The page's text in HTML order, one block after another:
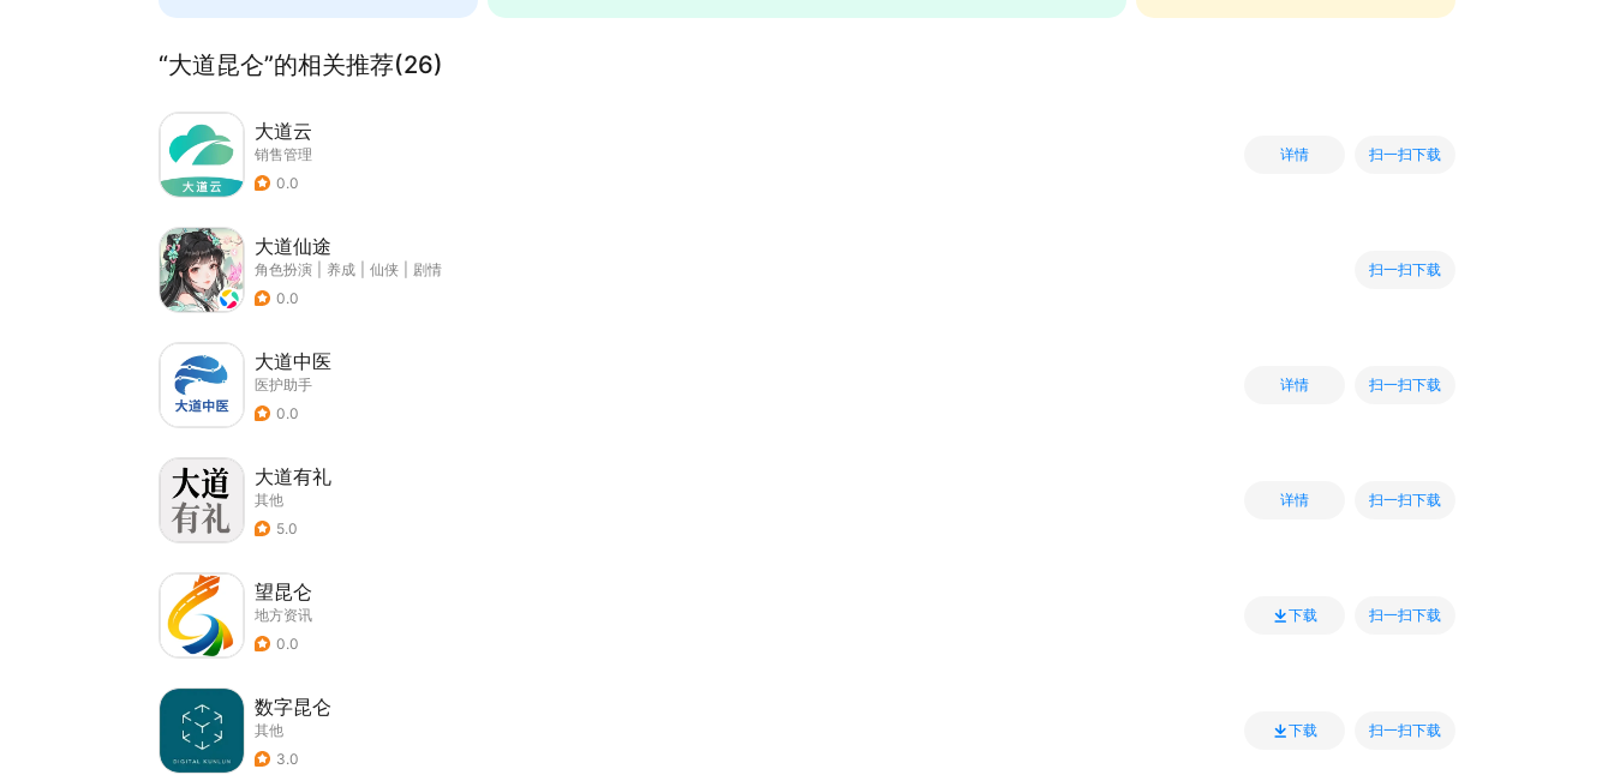
“大道昆仑”的相关推荐(26)
大道云
销售管理
0.0
详情 扫一扫下载
大道仙途
角色扮演 养成 仙侠
剧情
0.0
扫一扫下载
大道中医
医护助手
0.0
详情 扫一扫下载
大道有礼
其他
5.0
详情 扫一扫下载
望昆仑
地方资讯
0.0
下载 扫一扫下载
数字昆仑
其他
3.0
下载 扫一扫下载